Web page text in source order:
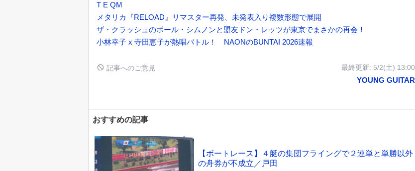
T E QM
メタリカ『RELOAD』リマスター再発、未発表入り複数形態で展開
ザ・クラッシュのポール・シムノンと盟友ドン・レッツが東京でまさかの再会！
小林幸子 x 寺田恵子が熱唱バトル！ NAONのBUNTAI 2026速報
記事へのご意見 最終更新: 5/2(土) 13:00
YOUNG GUITAR
おすすめの記事
【ボートレース】４艇の集団フライングで２連単と単勝以外
の舟券が不成立／戸田